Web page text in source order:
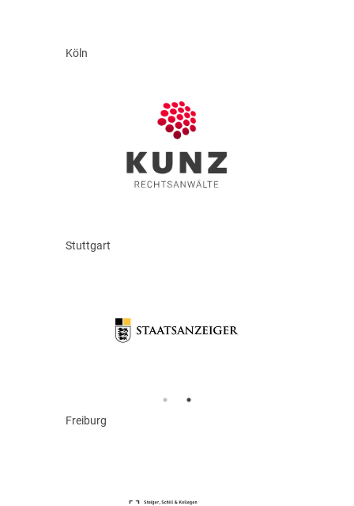
Köln
Stuttgart
Freiburg